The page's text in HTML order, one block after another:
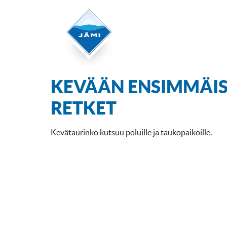
KEVÄÄN
RETKET
Kevätaurinko kutsuu poluille ja taukopaikoille.